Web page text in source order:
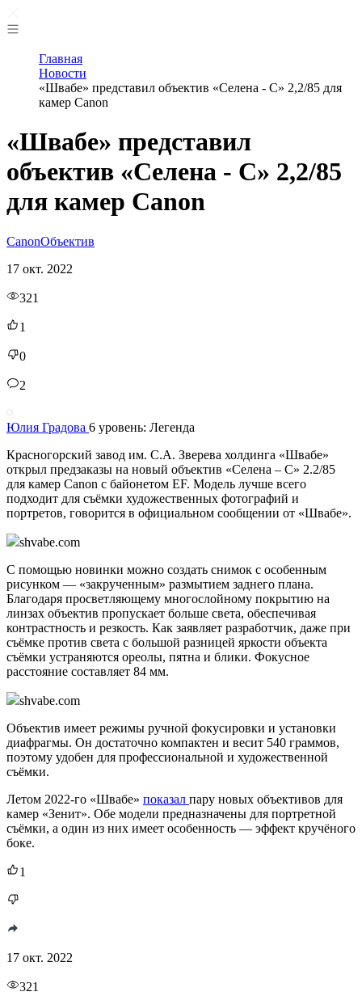
Главная
Новости
«Швабе» представил объектив «Селена - С» 2,2/85 для
камер Canon
«Швабе» представил
объектив «Селена - С» 2,2/85
для камер Canon
CanonОбъектив
17 окт. 2022
321
1
0
2
Юлия Градова 6 уровень: Легенда
Красногорский завод им. С.А. Зверева холдинга «Швабе»
открыл предзаказы на новый объектив «Селена – С» 2.2/85
для камер Canon с байонетом EF. Модель лучше всего
подходит для съёмки художественных фотографий и
портретов, говорится в официальном сообщении от «Швабе».
shvabe.com
С помощью новинки можно создать снимок с особенным
рисунком — «закрученным» размытием заднего плана.
Благодаря просветляющему многослойному покрытию на
линзах объектив пропускает больше света, обеспечивая
контрастность и резкость. Как заявляет разработчик, даже при
съёмке против света с большой разницей яркости объекта
съёмки устраняются ореолы, пятна и блики. Фокусное
расстояние составляет 84 мм.
shvabe.com
Объектив имеет режимы ручной фокусировки и установки
диафрагмы. Он достаточно компактен и весит 540 граммов,
поэтому удобен для профессиональной и художественной
съёмки.
Летом 2022-го «Швабе» показал пару новых объективов для
камер «Зенит». Обе модели предназначены для портретной
съёмки, а один из них имеет особенность — эффект кручёного
боке.
1
17 окт. 2022
321